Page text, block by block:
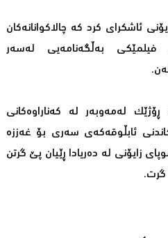
ئاشكرای كرد كه‌ چالاكوانانه‌كان
فیلمێكی به‌ڵگه‌نامه‌یی له‌سه‌ر
له‌مه‌وبه‌ر له‌ كه‌ناراوه‌كانی
ئابڵوقه‌كه‌ی سه‌ری بۆ غه‌ززه‌
زایۆنی له‌ ده‌ریادا ڕێیان پێ گرتن
گرت.